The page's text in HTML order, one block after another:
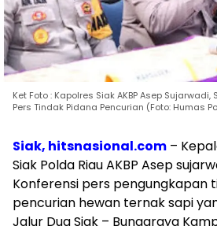
Ket Foto : Kapolres Siak AKBP Asep Sujarwadi,
Pers Tindak Pidana Pencurian (Foto: Humas
Siak, hitsnasional.com –
Siak Polda Riau AKBP Asep
Konferensi pers pengungkapan
pencurian hewan ternak sapi
Jalur Dua Siak – Bungaraya